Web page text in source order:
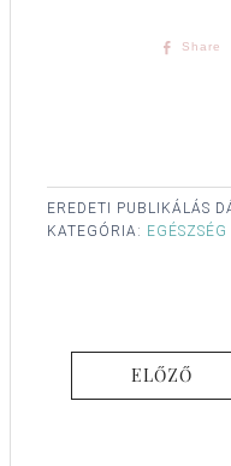
Share
EREDETI PUBLIKÁLÁS
KATEGÓRIA: EGÉSZSÉG
ELŐZŐ